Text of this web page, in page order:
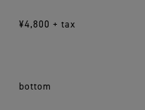
¥4,800 + tax
bottom